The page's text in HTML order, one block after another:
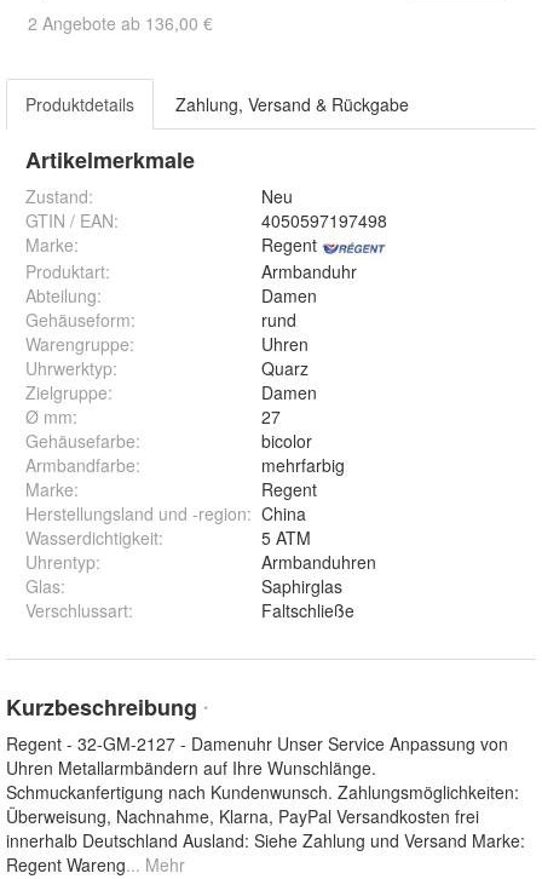
2 Angebote ab 136,00 €
Produktdetails Zahlung, Versand & Rückgabe
Artikelmerkmale
Zustand:
Neu
GTIN / EAN:
4050597197498
Marke:
Regent
Produktart:
Armbanduhr
Abteilung:
Damen
Gehäuseform:
rund
Warengruppe:
Uhren
Uhrwerktyp:
Quarz
Zielgruppe:
Damen
Ø mm:
27
Gehäusefarbe:
bicolor
Armbandfarbe:
mehrfarbig
Marke:
Regent
Herstellungsland und -region: China
Wasserdichtigkeit:
5 ATM
Uhrentyp:
Armbanduhren
Glas:
Saphirglas
Verschlussart: Faltschließe
Kurzbeschreibung *
Regent - 32-GM-2127 - Damenuhr Unser Service Anpassung von
Uhren Metallarmbändern auf Ihre Wunschlänge.
Schmuckanfertigung nach Kundenwunsch. Zahlungsmöglichkeiten:
Überweisung, Nachnahme, Klarna, PayPal Versandkosten frei
innerhalb Deutschland Ausland: Siehe Zahlung und Versand Marke:
Regent Wareng... Mehr